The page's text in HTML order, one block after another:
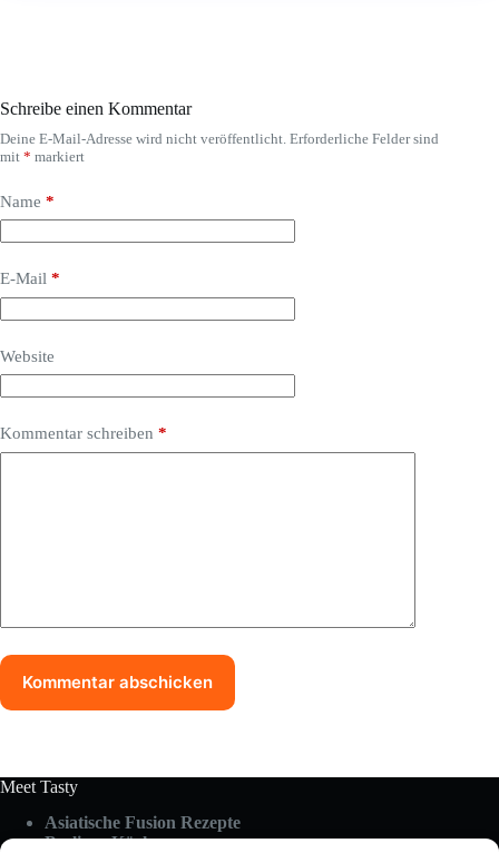
Schreibe einen Kommentar
Deine E-Mail-Adresse wird nicht veröffentlicht. Erforderliche Felder sind
mit * markiert
Name *
E-Mail *
Website
Kommentar schreiben *
Kommentar abschicken
Meet Tasty
Asiatische Fusion Rezepte
Berliner Küche